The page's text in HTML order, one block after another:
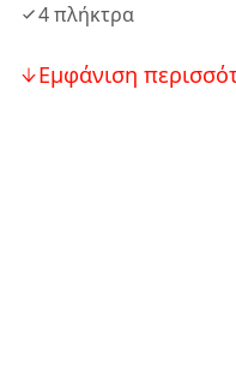
4 πλήκτρα
Εμφάνιση